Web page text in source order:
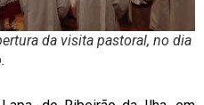
da visita pastoral, no dia